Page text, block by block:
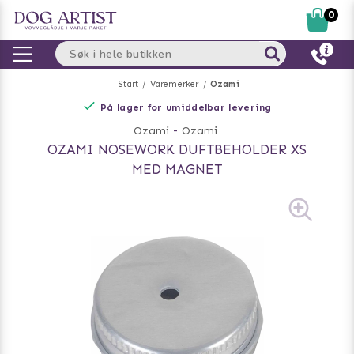
Start Varemerker Ozami
På lager for umiddelbar levering
Ozami - Ozami
OZAMI NOSEWORK DUFTBEHOLDER XS
MED MAGNET
0